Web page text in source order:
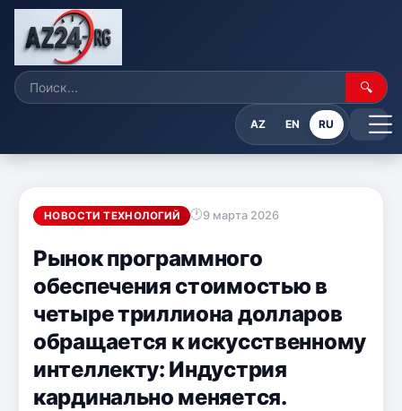
🔍
AZ EN RU
НОВОСТИ ТЕХНОЛОГИЙ 9 марта 2026
Рынок программного
обеспечения стоимостью в
четыре триллиона долларов
обращается к искусственному
интеллекту: Индустрия
кардинально меняется.